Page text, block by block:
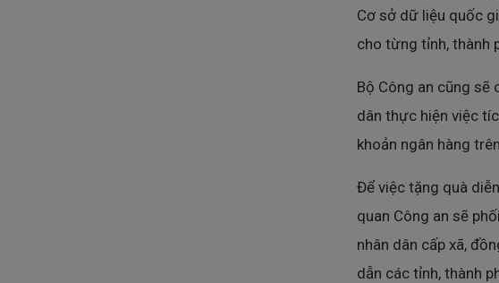
Cơ sở dữ liệu quốc
cho từng tỉnh, thành
Bộ Công an cũng sẽ
dân thực hiện việc
khoản ngân hàng
Để việc tặng quà
quan Công an sẽ
nhân dân cấp xã,
dẫn các tỉnh, thành